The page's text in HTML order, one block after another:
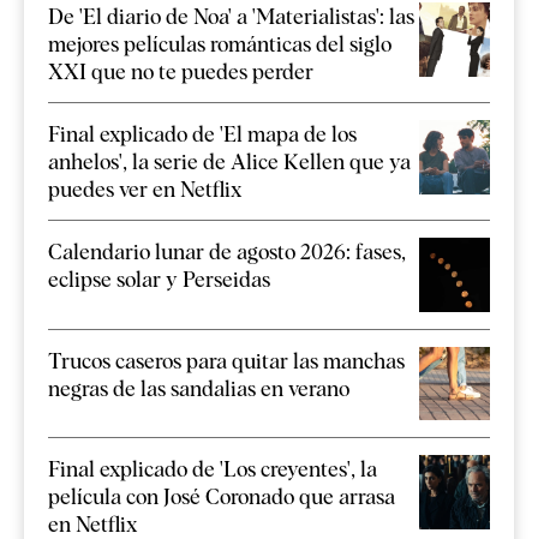
De 'El diario de Noa' a 'Materialistas': las
mejores películas románticas del siglo
XXI que no te puedes perder
Final explicado de 'El mapa de los
anhelos', la serie de Alice Kellen que ya
puedes ver en Netflix
Calendario lunar de agosto 2026: fases,
eclipse solar y Perseidas
Trucos caseros para quitar las manchas
negras de las sandalias en verano
Final explicado de 'Los creyentes', la
película con José Coronado que arrasa
en Netflix